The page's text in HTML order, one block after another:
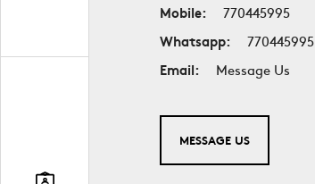
Mobile:
770445995
Whatsapp:
770445995
Email:
Message Us
MESSAGE US